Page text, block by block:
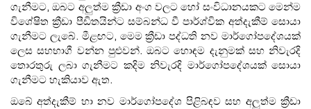
ගැනීමට, ඔබට අලුත්ම ක්‍රීඩා අංග වලට හෝ සංවිධානයකට මෙන්ම
විශේෂිත ක්‍රීඩා පීඩිතයින්ට සම්බන්ධ වී පාර්ශ්වික අත්දැකීම් සොයා
ගැනීමට ලැබේ. මීළඟට, මෙම ක්‍රීඩා පද්ධති නව මාර්ගෝපදේශයක්
ලෙස සහභාගී වන්න පුළුවන්. ඔබට හොඳම දැනුමක් සහ නිවැරදි
තොරතුරු ලබා ගැනීමට කදිම නිවැරදි මාර්ගෝපදේශයක් සොයා
ගැනීමට හැකියාව ඇත.
ඔබේ අත්දැකීම් හා නව මාර්ගෝපදේශ පිළිබඳව සහ අලුත්ම ක්‍රීඩා